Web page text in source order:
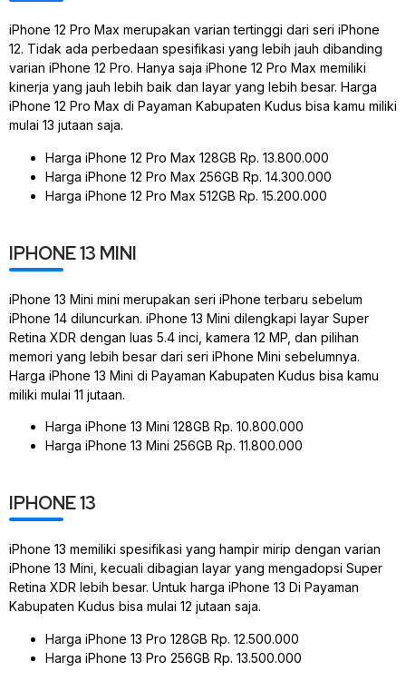
iPhone 12 Pro Max merupakan varian tertinggi dari seri iPhone
12. Tidak ada perbedaan spesifikasi yang lebih jauh dibanding
varian iPhone 12 Pro. Hanya saja iPhone 12 Pro Max memiliki
kinerja yang jauh lebih baik dan layar yang lebih besar. Harga
iPhone 12 Pro Max di Payaman Kabupaten Kudus bisa kamu miliki
mulai 13 jutaan saja.
Harga iPhone 12 Pro Max 128GB Rp. 13.800.000
Harga iPhone 12 Pro Max 256GB Rp. 14.300.000
Harga iPhone 12 Pro Max 512GB Rp. 15.200.000
IPHONE 13 MINI
iPhone 13 Mini mini merupakan seri iPhone terbaru sebelum
iPhone 14 diluncurkan. iPhone 13 Mini dilengkapi layar Super
Retina XDR dengan luas 5.4 inci, kamera 12 MP, dan pilihan
memori yang lebih besar dari seri iPhone Mini sebelumnya.
Harga iPhone 13 Mini di Payaman Kabupaten Kudus bisa kamu
miliki mulai 11 jutaan.
Harga iPhone 13 Mini 128GB Rp. 10.800.000
Harga iPhone 13 Mini 256GB Rp. 11.800.000
IPHONE 13
iPhone 13 memiliki spesifikasi yang hampir mirip dengan varian
iPhone 13 Mini, kecuali dibagian layar yang mengadopsi Super
Retina XDR lebih besar. Untuk harga iPhone 13 Di Payaman
Kabupaten Kudus bisa mulai 12 jutaan saja.
Harga iPhone 13 Pro 128GB Rp. 12.500.000
Harga iPhone 13 Pro 256GB Rp. 13.500.000